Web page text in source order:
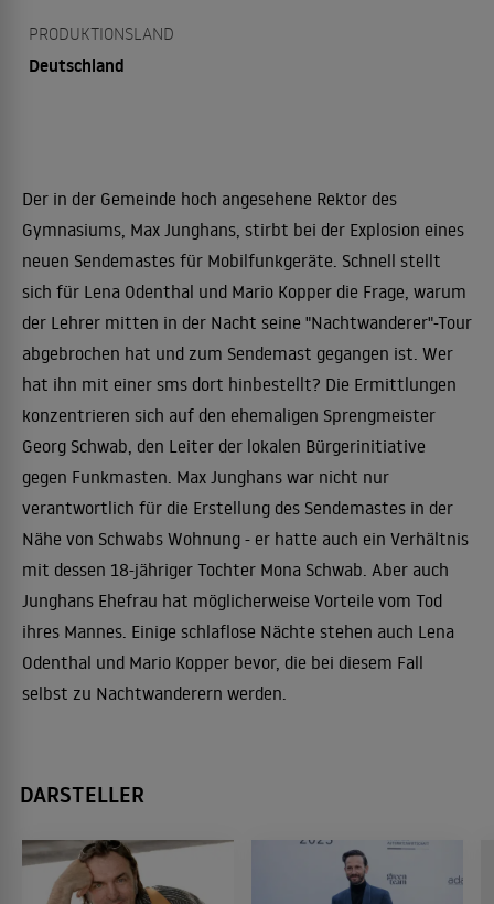
PRODUKTIONSLAND
Deutschland
Der in der Gemeinde hoch angesehene Rektor des
Gymnasiums, Max Junghans, stirbt bei der Explosion eines
neuen Sendemastes für Mobilfunkgeräte. Schnell stellt
sich für Lena Odenthal und Mario Kopper die Frage, warum
der Lehrer mitten in der Nacht seine "Nachtwanderer"-Tour
abgebrochen hat und zum Sendemast gegangen ist. Wer
hat ihn mit einer sms dort hinbestellt? Die Ermittlungen
konzentrieren sich auf den ehemaligen Sprengmeister
Georg Schwab, den Leiter der lokalen Bürgerinitiative
gegen Funkmasten. Max Junghans war nicht nur
verantwortlich für die Erstellung des Sendemastes in der
Nähe von Schwabs Wohnung - er hatte auch ein Verhältnis
mit dessen 18-jähriger Tochter Mona Schwab. Aber auch
Junghans Ehefrau hat möglicherweise Vorteile vom Tod
ihres Mannes. Einige schlaflose Nächte stehen auch Lena
Odenthal und Mario Kopper bevor, die bei diesem Fall
selbst zu Nachtwanderern werden.
DARSTELLER